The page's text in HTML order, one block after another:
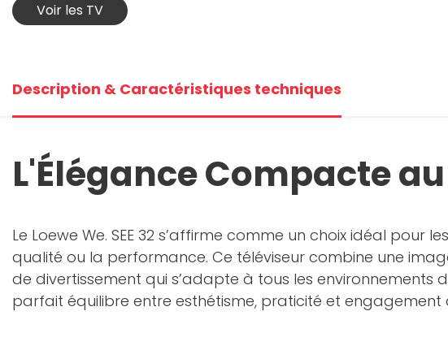
Voir les TV
Description & Caractéristiques techniques
L'Élégance Compacte
Le Loewe We. SEE 32 s’affirme comme un choix idéal
qualité ou la performance. Ce téléviseur combine une
de divertissement qui s’adapte à tous les
parfait équilibre entre esthétisme, praticité et engagement